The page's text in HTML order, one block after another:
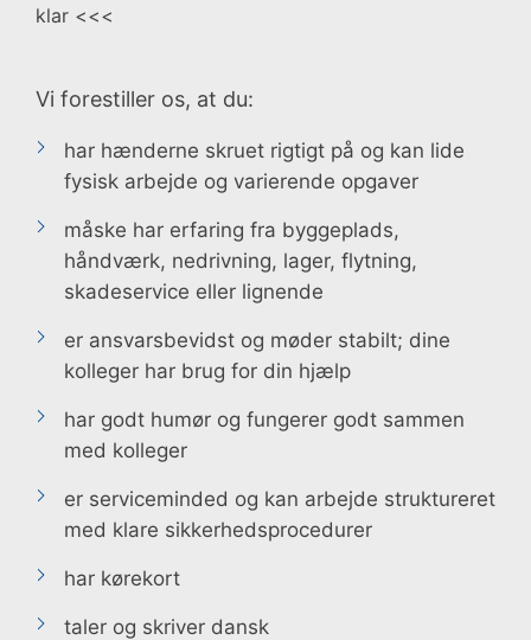
klar <<<
Vi forestiller os, at du:
har hænderne skruet rigtigt på og kan lide
fysisk arbejde og varierende opgaver
måske har erfaring fra byggeplads,
håndværk, nedrivning, lager, flytning,
skadeservice eller lignende
er ansvarsbevidst og møder stabilt; dine
kolleger har brug for din hjælp
har godt humør og fungerer godt sammen
med kolleger
er serviceminded og kan arbejde struktureret
med klare sikkerhedsprocedurer
har kørekort
taler og skriver dansk